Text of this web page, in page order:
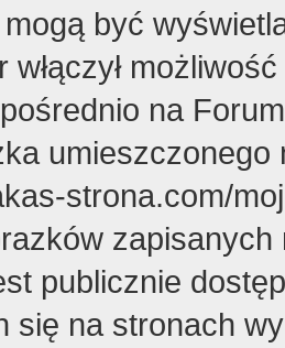
być
włączył
na
strona.com/
publicznie
się na stronach